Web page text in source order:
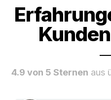
4.9 von 5 Sternen aus